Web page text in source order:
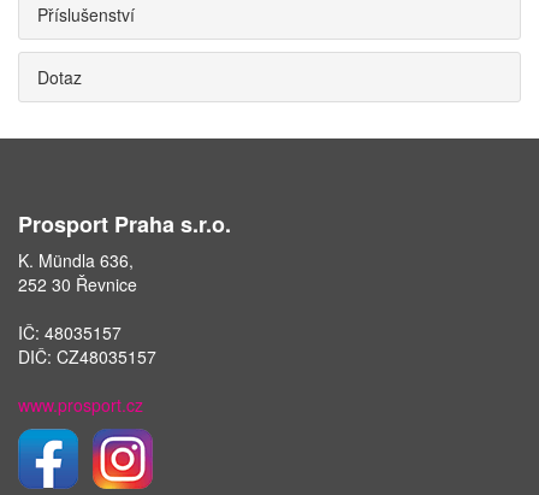
Příslušenství
Dotaz
Prosport Praha s.r.o.
K. Mündla 636,
252 30 Řevnice
IČ: 48035157
DIČ: CZ48035157
www.prosport.cz